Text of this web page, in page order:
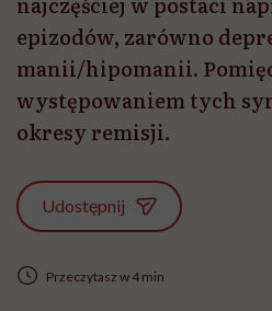
epizodów, zarówno
manii/hipomanii.
występowaniem tych
okresy remisji.
Udostępnij
Przeczytasz w 4 min